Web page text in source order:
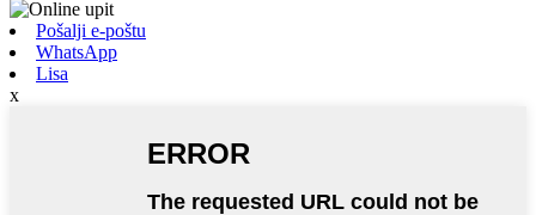
Pošalji e-poštu
WhatsApp
Lisa
x